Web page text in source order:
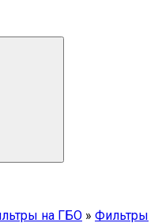
на ГБО » Фильтры